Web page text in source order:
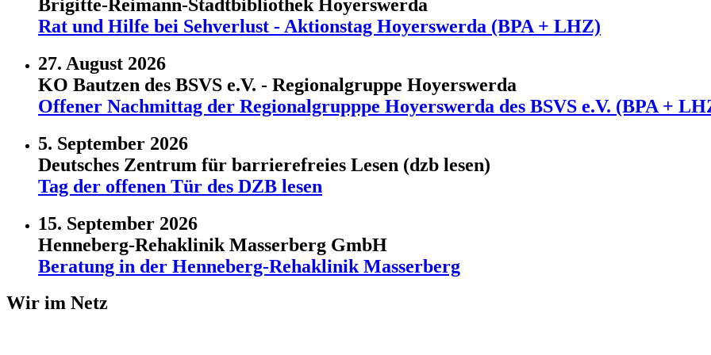
Brigitte-Reimann-Stadtbibliothek Hoyerswerda
Rat und Hilfe bei Sehverlust - Aktionstag Hoyerswerda (BPA + LHZ)
27. August 2026
KO Bautzen des BSVS e.V. - Regionalgruppe Hoyerswerda
Offener Nachmittag der Regionalgrupppe Hoyerswerda des BSVS e.V. (BPA +
5. September 2026
Deutsches Zentrum für barrierefreies Lesen (dzb lesen)
Tag der offenen Tür des DZB lesen
15. September 2026
Henneberg-Rehaklinik Masserberg GmbH
Beratung in der Henneberg-Rehaklinik Masserberg
Wir im Netz